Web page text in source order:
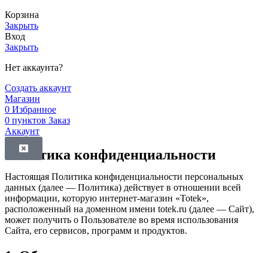
Корзина
Закрыть
Вход
Закрыть
Нет аккаунта?
Создать аккаунт
Магазин
0 Избранное
0 пунктов Заказ
Аккаунт
Политика конфиденциальности
Настоящая Политика конфиденциальности персональных
данных (далее — Политика) действует в отношении всей
информации, которую интернет-магазин «Totek»,
расположенный на доменном имени totek.ru (далее — Сайт),
может получить о Пользователе во время использования
Сайта, его сервисов, программ и продуктов.